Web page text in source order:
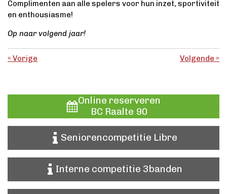
Complimenten aan alle spelers voor hun inzet, sportiviteit
en enthousiasme!​
Op naar volgend jaar!
« Vorige Volgende »
Online reserveren
BC Raalte 90
Seniorencompetitie Libre
Interne competitie 3banden